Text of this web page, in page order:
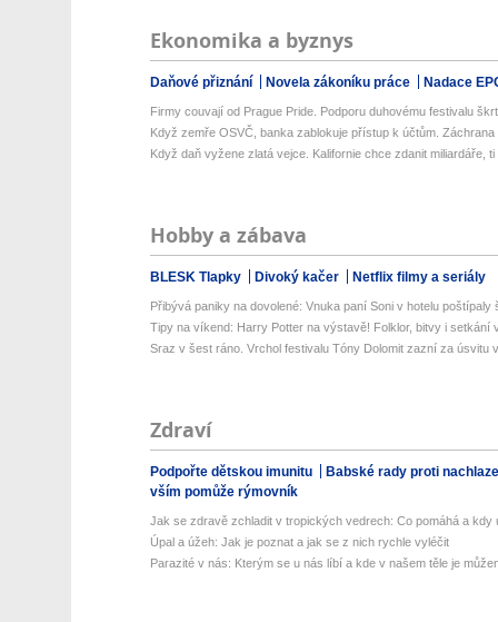
Ekonomika a byznys
Daňové přiznání Novela zákoníku práce Nadace
Firmy couvají od Prague Pride. Podporu duhovému festivalu
Když zemře OSVČ, banka zablokuje přístup k účtům. Záchrana
Když daň vyžene zlatá vejce. Kalifornie chce zdanit miliardáře, ti
Hobby a zábava
BLESK Tlapky Divoký kačer Netflix filmy a seriály
Přibývá paniky na dovolené: Vnuka paní Soni v hotelu poštípaly
Tipy na víkend: Harry Potter na výstavě! Folklor, bitvy i setkání
Sraz v šest ráno. Vrchol festivalu Tóny Dolomit zazní za úsvitu
Zdraví
Podpořte dětskou imunitu
Babské rady proti
vším pomůže rýmovník
Jak se zdravě zchladit v tropických vedrech: Co pomáhá a kdy
Úpal a úžeh: Jak je poznat a jak se z nich rychle vyléčit
Parazité v nás: Kterým se u nás líbí a kde v našem těle je